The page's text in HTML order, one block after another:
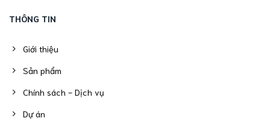
THÔNG TIN
Giới thiệu
Sản phẩm
Chính sách - Dịch vụ
Dự án